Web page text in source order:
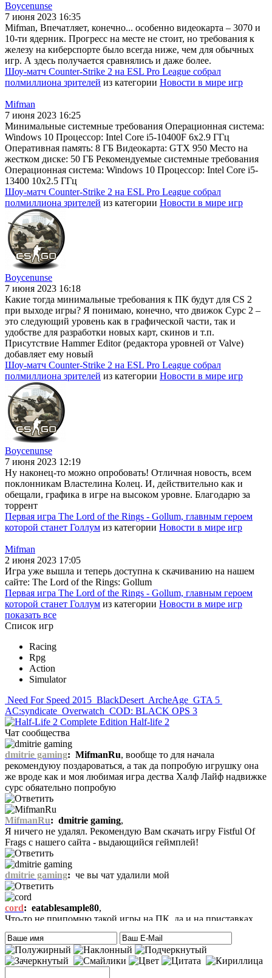
Boycenunse
7 июня 2023 16:35
Mifman, Впечатляет, конечно... особенно видеокарта – 3070 и
10-ти ядерник. Прогресс на месте не стоит, но требования к
железу на киберспорте было всегда ниже, чем для обычных
игр. А здесь получается сравнялись и даже более.
Шоу-матч Counter-Strike 2 на ESL Pro League собрал
полмиллиона зрителей из категории Новости в мире игр
Mifman
7 июня 2023 16:25
Минимальные системные требования Операционная система:
Windows 10 Процессор: Intel Core i5-10400F 6x2.9 ГГц
Оперативная память: 8 ГБ Видеокарта: GTX 950 Место на
жестком диске: 50 ГБ Рекомендуемые системные требования
Операционная система: Windows 10 Процессор: Intel Core i5-
13400 10x2.5 ГГц
Шоу-матч Counter-Strike 2 на ESL Pro League собрал
полмиллиона зрителей из категории Новости в мире игр
Boycenunse
7 июня 2023 16:18
Какие тогда минимальные требования к ПК будут для CS 2
при выходе игры? Я понимаю, конечно, что движок Сурс 2 –
это следующий уровень как в графической части, так и
удобстве для разработки новых карт, скинов и т.п.
Присутствие Hammer Editor (редактора уровней от Valve)
добавляет ему новый
Шоу-матч Counter-Strike 2 на ESL Pro League собрал
полмиллиона зрителей из категории Новости в мире игр
Boycenunse
7 июня 2023 12:19
Ну наконец-то можно опробовать! Отличная новость, всем
поклонникам Властелина Колец. И, действительно как и
обещали, графика в игре на высоком уровне. Благодарю за
торрент
Первая игра The Lord of the Rings - Gollum, главным героем
которой станет Голлум из категории Новости в мире игр
Mifman
2 июня 2023 17:05
Игра уже вышла и теперь доступна к скачиванию на нашем
сайте: The Lord of the Rings: Gollum
Первая игра The Lord of the Rings - Gollum, главным героем
которой станет Голлум из категории Новости в мире игр
показать все
Список игр
Racing
Rpg
Action
Simulator
Need For Speed 2015 BlackDesert ArcheAge GTA 5
AC:syndicate Overwatch COD: BLACK OPS 3
Half-life 2
Чат сообщества
dmitrie gaming: MifmanRu, вообще то для начала
рекомендуюу поздароваться, а так да попробую игрушку она
же вроде как и моя любимая игра дества Халф Лайф надвижке
сурс обяательно попробую
MifmanRu: dmitrie gaming,
Я ничего не удалял. Рекомендую Вам скачать игру Fistful Of
Frags с нашего сайта - выдающийся геймплей!
dmitrie gaming: че вы чат удалили мой
cord: eatablesample80,
Что-то не припомню такой игры на ПК, да и на приставках
тоже. Есть только одна мысль – это онлайн игра-одевалка
Hilary Duff and Her Baby.
На сайте нет онлайн игр. А вообще, Хилари Дафф – это
актриса